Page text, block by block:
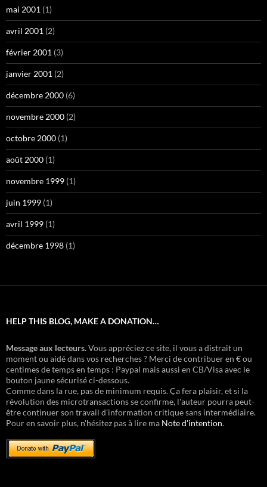
mai 2001 (1)
avril 2001 (2)
février 2001 (3)
janvier 2001 (2)
décembre 2000 (6)
novembre 2000 (2)
octobre 2000 (1)
août 2000 (1)
novembre 1999 (1)
juin 1999 (1)
avril 1999 (1)
décembre 1998 (1)
HELP THIS BLOG, MAKE A DONATION…
Message aux lecteurs.Vous appréciez ce site, il vous a distrait un
moment ou aidé dans vos recherches ? Merci de contribuer en € ou
centimes de temps en temps : Paypal mais aussi en CB/Visa avec le
bouton jaune sécurisé ci-dessous.
Comme dans la rue, pas de minimum requis. Ça fera plaisir, et si la
révolution des microtransactions se confirme, l'auteur pourra peut-
être continuer son travail d'information critique sans intermédiaire.
Pour en savoir plus, n'hésitez pas à lire ma Note d'intention.